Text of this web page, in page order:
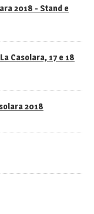
2018 - Stand e
Casolara, 17 e 18
2018